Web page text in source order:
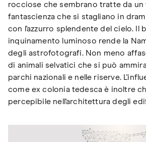
rocciose che sembrano tratte da un
fantascienza che si stagliano in
con l'azzurro splendente del cielo. Il
inquinamento luminoso rende la
degli astrofotografi. Non meno
di animali selvatici che si può
parchi nazionali e nelle riserve.
come ex colonia tedesca è inoltre
percepibile nell'architettura degli